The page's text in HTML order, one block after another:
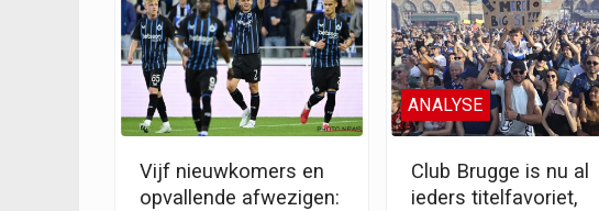
Vijf nieuwkomers en
opvallende afwezigen:
ANALYSE
Club Brugge is nu al
ieders titelfavoriet,